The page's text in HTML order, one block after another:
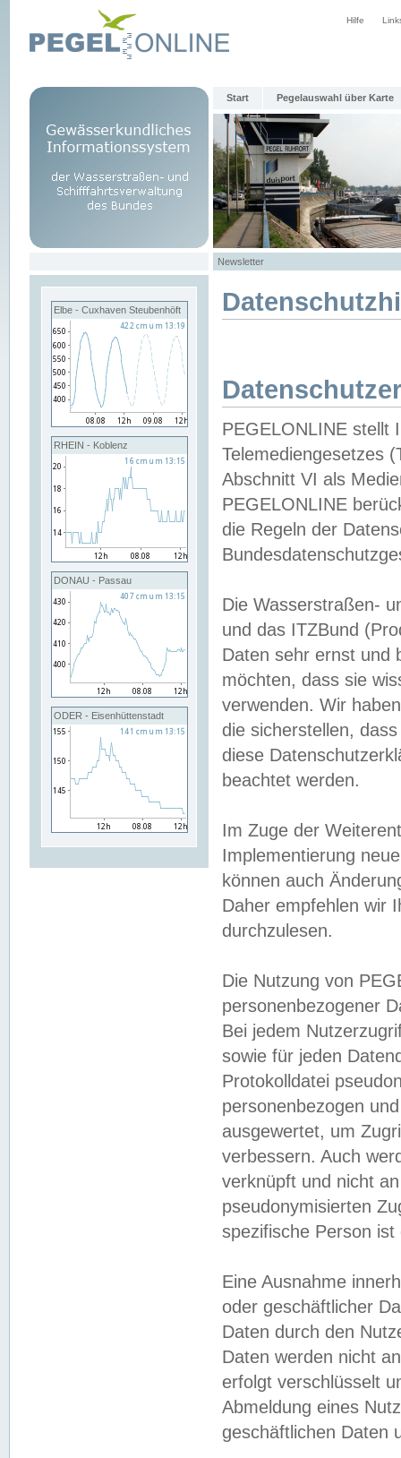
Hilfe
Start Pegelauswahl über Karte
Newsletter
Elbe - Cuxhaven Steubenhöft
RHEIN - Koblenz
DONAU - Passau
ODER - Eisenhüttenstadt
PEGELONLINE stellt
Telemediengesetzes
Abschnitt VI als
PEGELONLINE
die Regeln der
Die Wasserstraßen-
und das ITZBund
Daten sehr ernst und
möchten, dass sie
verwenden. Wir
die sicherstellen,
diese
beachtet werden.
Im Zuge der
Implementierung
können auch
Daher empfehlen wir
durchzulesen.
Die Nutzung von
personenbezogener
Bei jedem
sowie für jeden
Protokolldatei
personenbezogen
ausgewertet, um
verbessern. Auch
verknüpft und nicht
pseudonymisierten
spezifische Person
Eine Ausnahme
oder geschäftlicher
Daten durch den
Daten werden nicht
erfolgt verschlüsselt
Abmeldung eines
geschäftlichen Daten